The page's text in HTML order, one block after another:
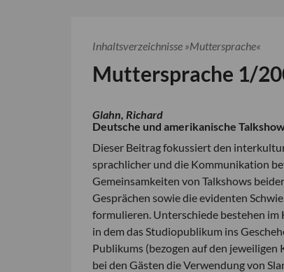
Inhaltsverzeichnisse »Muttersprache«
Muttersprache 1/
Glahn, Richard
Deutsche und amerikanische
Dieser Beitrag fokussiert den
sprachlicher und die Kommunikation
Gemeinsamkeiten von Talkshows
Gesprächen sowie die evidenten
formulieren. Unterschiede bestehen im
in dem das Studiopublikum ins
Publikums (bezogen auf den
bei den Gästen die Verwendung von